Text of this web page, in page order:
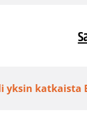
yksin